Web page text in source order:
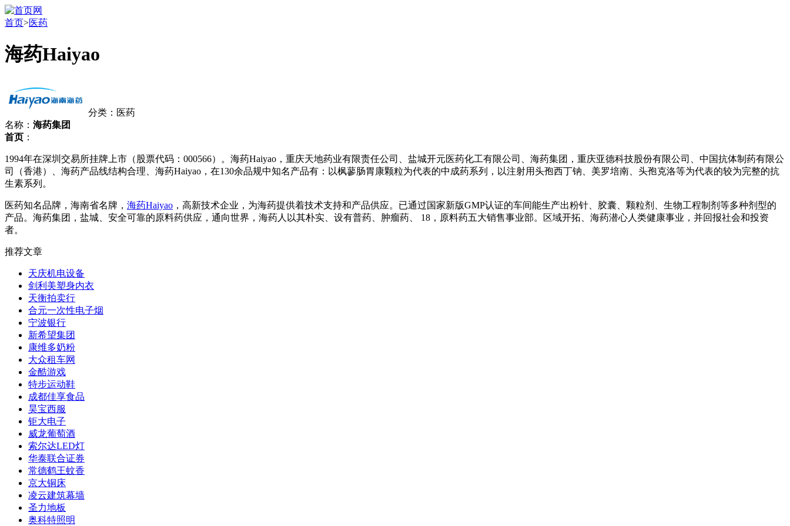
首页>医药
海药Haiyao
分类：医药
名称： 海药集团
首页 ：
1994年在深圳交易所挂牌上市（股票代码：000566）。海药Haiyao，重庆天地药业有限责任公司、盐城开元医药化工有限公司、海药集团，重庆亚德科技股份有限公司、中国抗体制药有限公
司（香港）、海药产品线结构合理、海药Haiyao，在130余品规中知名产品有：以枫蓼肠胃康颗粒为代表的中成药系列，以注射用头孢西丁钠、美罗培南、头孢克洛等为代表的较为完整的抗
生素系列。
医药知名品牌，海南省名牌， 海药Haiyao ，高新技术企业，为海药提供着技术支持和产品供应。已通过国家新版GMP认证的车间能生产出粉针、胶囊、颗粒剂、生物工程制剂等多种剂型的
产品。海药集团，盐城、安全可靠的原料药供应，通向世界，海药人以其朴实、设有普药、肿瘤药、 18，原料药五大销售事业部。区域开拓、海药潜心人类健康事业，并回报社会和投资
者。
推荐文章
天庆机电设备
剑利美塑身内衣
天衡拍卖行
合元一次性电子烟
宁波银行
新希望集团
康维多奶粉
大众租车网
金酷游戏
特步运动鞋
成都佳享食品
昊宝西服
钜大电子
威龙葡萄酒
索尔达LED灯
华泰联合证券
常德鹤王蚊香
京大铜床
凌云建筑幕墙
圣力地板
奥科特照明